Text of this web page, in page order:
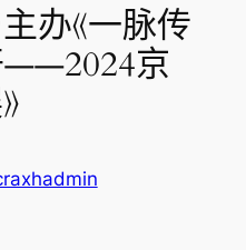
办《一脉传
——2024京